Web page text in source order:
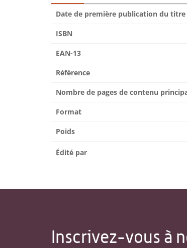
Date de première publication du titre
ISBN
EAN-13
Référence
Nombre de pages de contenu
Format
Poids
Édité par
Inscrivez-vous à